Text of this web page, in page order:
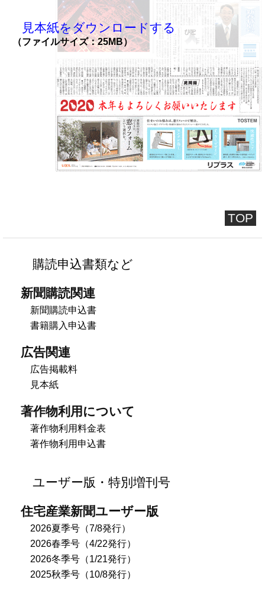
見本紙をダウンロードする
（ファイルサイズ：25MB）
TOP
購読申込書類など
新聞購読関連
新聞購読申込書
書籍購入申込書
広告関連
広告掲載料
見本紙
著作物利用について
著作物利用料金表
著作物利用申込書
ユーザー版・特別増刊号
住宅産業新聞ユーザー版
2026夏季号（7/8発行）
2026春季号（4/22発行）
2026冬季号（1/21発行）
2025秋季号（10/8発行）